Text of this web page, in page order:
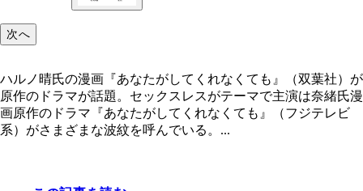
社）が原作のドラマが話題。セックスレスがテー
次へ
ハルノ晴氏の漫画『あなたがしてくれなくても』（双葉社）が
原作のドラマが話題。セックスレスがテーマで主演は奈緒氏漫
画原作のドラマ『あなたがしてくれなくても』（フジテレビ
系）がさまざまな波紋を呼んでいる。...